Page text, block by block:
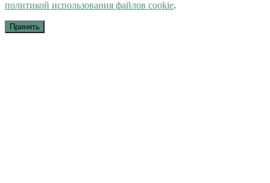
политикой использования файлов cookie.
Принять